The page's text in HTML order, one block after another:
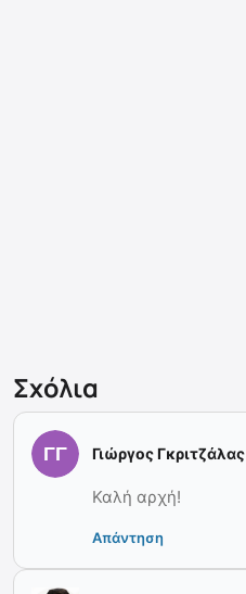
Σχόλια
Γιώργος Γκριτζάλας
Καλή αρχή!
Απάντηση